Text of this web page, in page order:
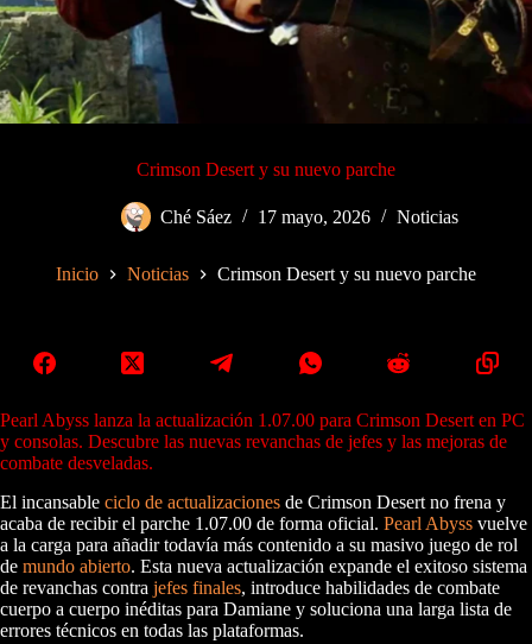
Crimson Desert y su nuevo parche
Ché Sáez 17 mayo, 2026 Noticias
Inicio Noticias Crimson Desert y su nuevo parche
Pearl Abyss lanza la actualización 1.07.00 para Crimson Desert en PC
y consolas. Descubre las nuevas revanchas de jefes y las mejoras de
combate desveladas.
El incansable ciclo de actualizaciones de Crimson Desert no frena y
acaba de recibir el parche 1.07.00 de forma oficial. Pearl Abyss vuelve
a la carga para añadir todavía más contenido a su masivo juego de rol
de mundo abierto. Esta nueva actualización expande el exitoso sistema
de revanchas contra jefes finales, introduce habilidades de combate
cuerpo a cuerpo inéditas para Damiane y soluciona una larga lista de
errores técnicos en todas las plataformas.